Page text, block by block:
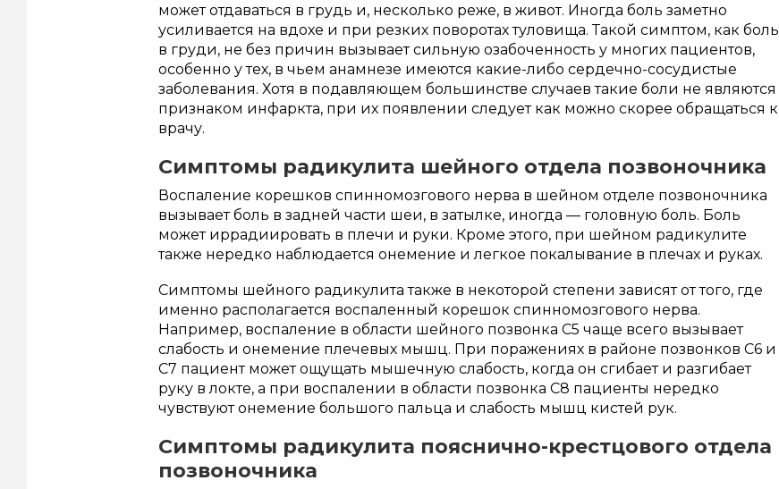
может отдаваться в грудь и, несколько реже, в живот. Иногда боль заметно
усиливается на вдохе и при резких поворотах туловища. Такой симптом, как боль
в груди, не без причин вызывает сильную озабоченность у многих пациентов,
особенно у тех, в чьем анамнезе имеются какие-либо сердечно-сосудистые
заболевания. Хотя в подавляющем большинстве случаев такие боли не являются
признаком инфаркта, при их появлении следует как можно скорее обращаться к
врачу.
Симптомы радикулита шейного отдела позвоночника
Воспаление корешков спинномозгового нерва в шейном отделе позвоночника
вызывает боль в задней части шеи, в затылке, иногда — головную боль. Боль
может иррадиировать в плечи и руки. Кроме этого, при шейном радикулите
также нередко наблюдается онемение и легкое покалывание в плечах и руках.
Симптомы шейного радикулита также в некоторой степени зависят от того, где
именно располагается воспаленный корешок спинномозгового нерва.
Например, воспаление в области шейного позвонка С5 чаще всего вызывает
слабость и онемение плечевых мышц. При поражениях в районе позвонков С6 и
С7 пациент может ощущать мышечную слабость, когда он сгибает и разгибает
руку в локте, а при воспалении в области позвонка С8 пациенты нередко
чувствуют онемение большого пальца и слабость мышц кистей рук.
Симптомы радикулита пояснично-крестцового отдела
позвоночника